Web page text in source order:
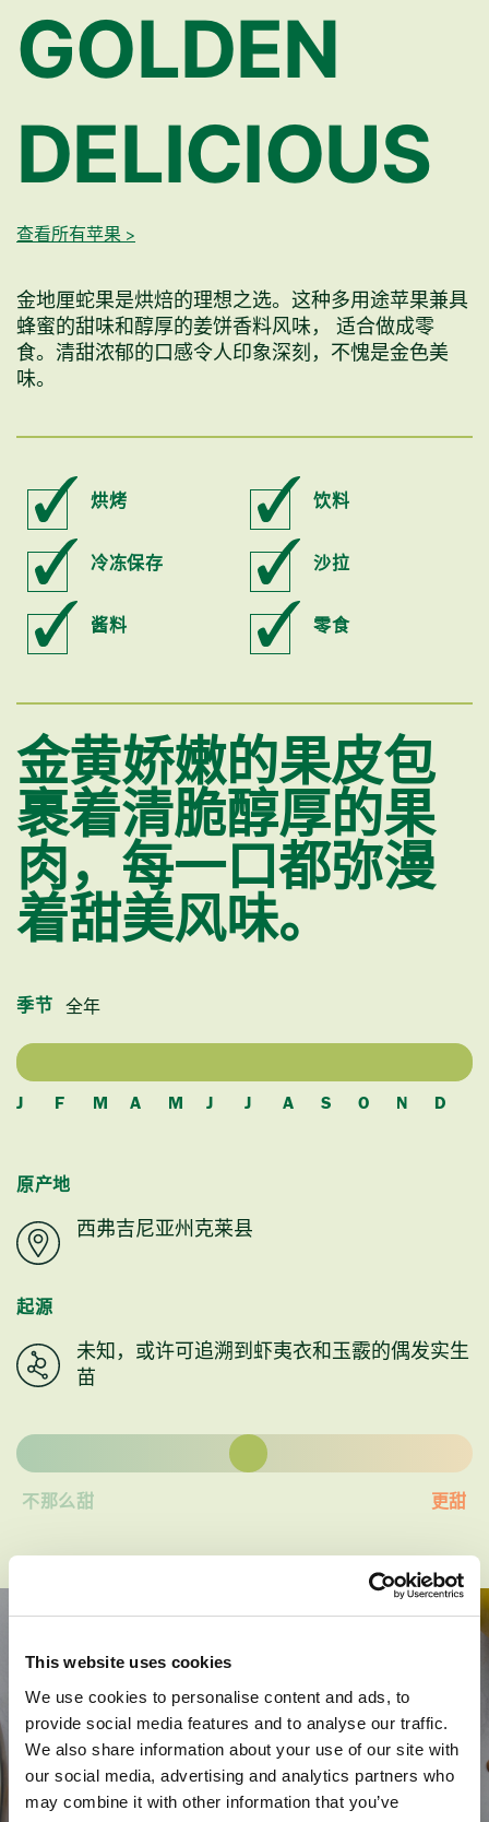
This website uses cookies
We use cookies to personalise content and ads, to
provide social media features and to analyse our traffic.
We also share information about your use of our site with
our social media, advertising and analytics partners who
may combine it with other information that you’ve
GOLDEN
DELICIOUS
查看所有苹果 >
金地厘蛇果是烘焙的理想之选。这种多用途苹果兼具
蜂蜜的甜味和醇厚的姜饼香料风味， 适合做成零
食。清甜浓郁的口感令人印象深刻，不愧是金色美
味。
烘烤 饮料
冷冻保存 沙拉
酱料 零食
金黄娇嫩的果皮包
裹着清脆醇厚的果
肉，每一口都弥漫
着甜美风味。
季节 全年
J F M A M J J A S O N D
原产地
西弗吉尼亚州克莱县
起源
未知，或许可追溯到虾夷衣和玉霰的偶发实生
苗
不那么甜 更甜
苹果翻转蛋糕